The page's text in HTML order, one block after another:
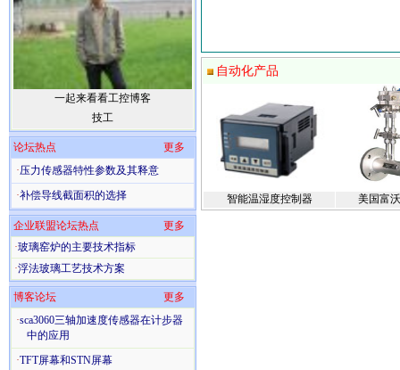
一起来看看工控博客
技工
论坛热点
更多
·压力传感器特性参数及其释意
·补偿导线截面积的选择
企业联盟论坛热点
更多
·玻璃窑炉的主要技术指标
·浮法玻璃工艺技术方案
博客论坛
更多
·sca3060三轴加速度传感器在计步器
中的应用
·TFT屏幕和STN屏幕
自动化产品
智能温湿度控制器 美国富